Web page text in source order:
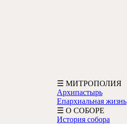
☰ МИТРОПОЛИЯ
Архипастырь
Епархиальная жизнь
☰ О СОБОРЕ
История собора